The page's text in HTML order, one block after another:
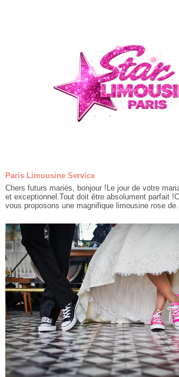
Paris Limousine Service
Chers futurs mariés, bonjour !Le jour de votre
et exceptionnel.Tout doit être absolument parfait
vous proposons une magnifique limousine rose de...